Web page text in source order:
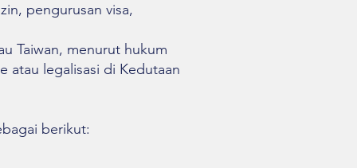
pengurusan visa,
Taiwan, menurut hukum
atau legalisasi di Kedutaan
berikut: